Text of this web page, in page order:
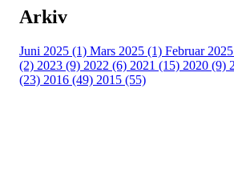
Arkiv
Juni 2025 (1) Mars 2025 (1) Februar
(2) 2023 (9) 2022 (6) 2021 (15) 2020 (9)
(23) 2016 (49) 2015 (55)